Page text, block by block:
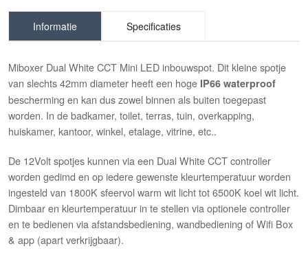
Informatie Specificaties
Miboxer Dual White CCT Mini LED inbouwspot. Dit kleine spotje
van slechts 42mm diameter heeft een hoge IP66 waterproof
bescherming en kan dus zowel binnen als buiten toegepast
worden. In de badkamer, toilet, terras, tuin, overkapping,
huiskamer, kantoor, winkel, etalage, vitrine, etc..
De 12Volt spotjes kunnen via een Dual White CCT controller
worden gedimd en op iedere gewenste kleurtemperatuur worden
ingesteld van 1800K sfeervol warm wit licht tot 6500K koel wit licht.
Dimbaar en kleurtemperatuur in te stellen via optionele controller
en te bedienen via afstandsbediening, wandbediening of Wifi Box
& app (apart verkrijgbaar).